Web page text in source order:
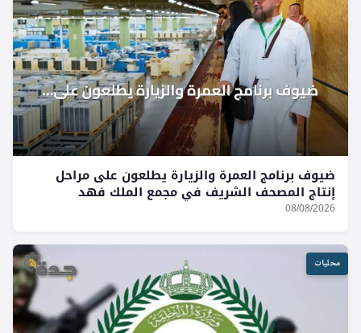
ضيوف برنامج العمرة والزيارة يطلعون على مراحل
إنتاج المصحف الشريف في مجمع الملك فهد
08/08/2026
محليات